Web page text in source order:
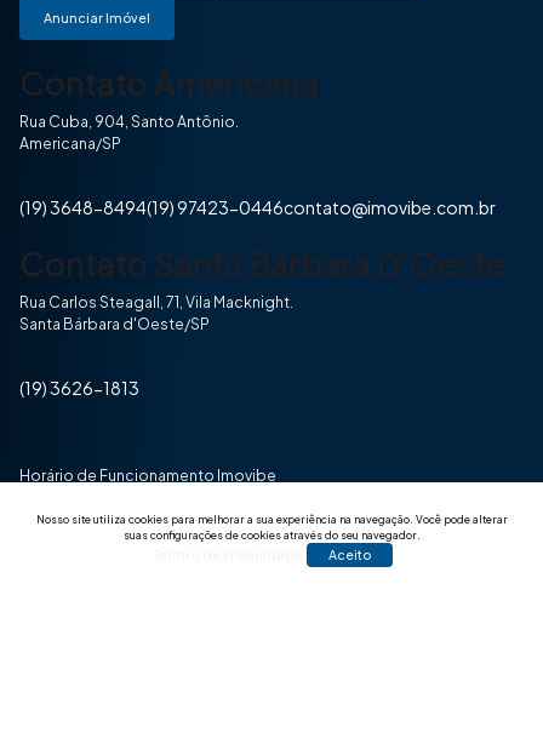
Nosso site utiliza cookies para melhorar a sua experiência na navegação. Você pode alterar
suas configurações de cookies através do seu navegador.
Aceito
Anunciar Imóvel
Contato Americana
Rua Cuba, 904, Santo Antônio.
Americana/SP
(19) 3648-8494(19) 97423-0446contato@imovibe.com.br
Contato Santa Bárbara D'Oeste
Rua Carlos Steagall, 71, Vila Macknight.
Santa Bárbara d'Oeste/SP
(19) 3626-1813
Horário de Funcionamento Imovibe
Seg a Sexta das 8hrs às 17h30min